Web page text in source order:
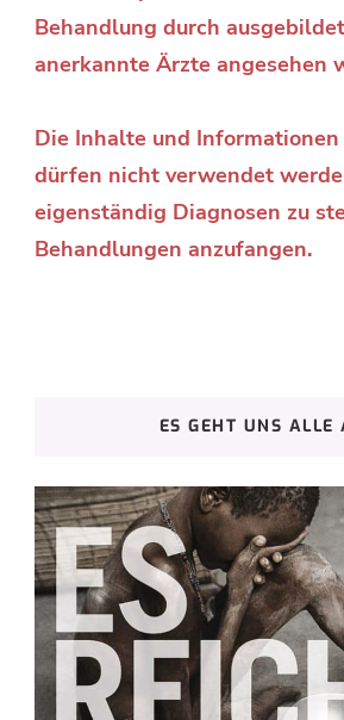
Behandlung durch
anerkannte Ärzte angesehen
Die Inhalte und
dürfen nicht verwendet
eigenständig Diagnosen zu
Behandlungen anzufangen.
ES GEHT UNS ALLE